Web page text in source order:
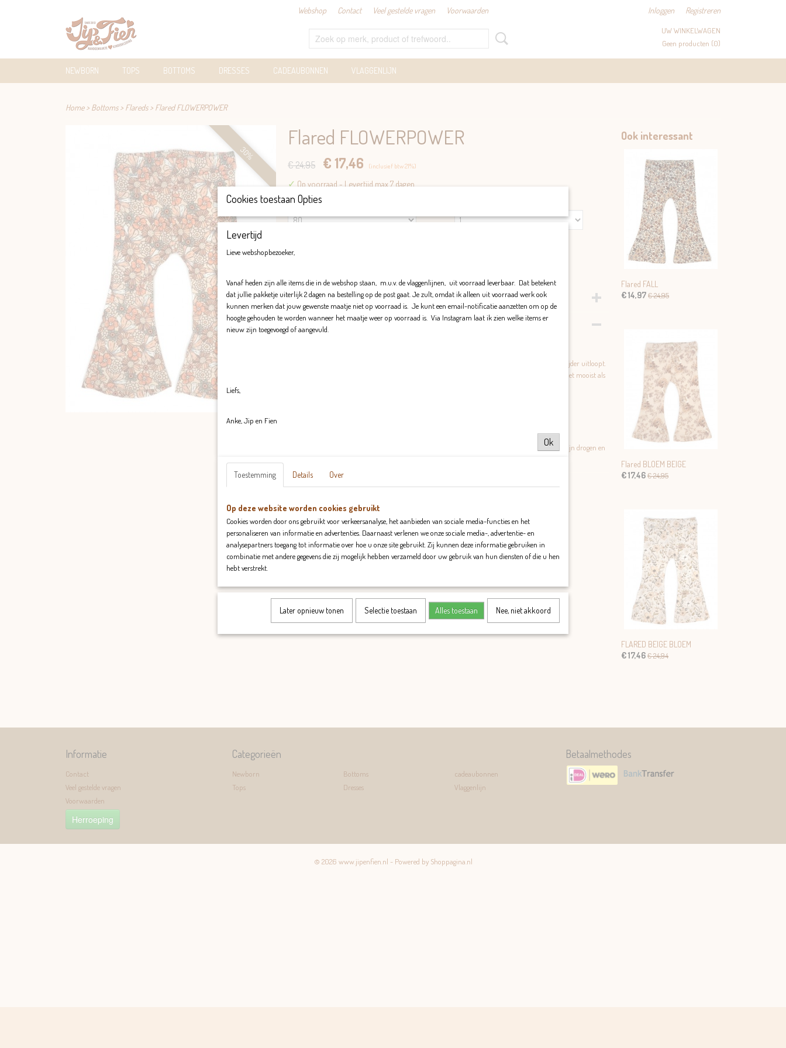
Webshop Contact Veel gestelde vragen Voorwaarden Inloggen Registreren
UW WINKELWAGEN
Geen producten (0)
NEWBORN TOPS BOTTOMS DRESSES CADEAUBONNEN VLAGGENLIJN
Home> Bottoms> Flareds> Flared FLOWERPOWER
30%
Flared FLOWERPOWER
€ 24,95 € 17,46 (inclusief btw 21%)
✓ Op voorraad - Levertijd max 7 dagen.
Maat
Specificaties
Productcode 414-2476
Omschrijving
De flareds van Jip&Fien vallen aansluitend. Tot de knie is het een legging waarvan het onderin wijder uitloopt.
De flareds van Jip&Fien vallen lang en smal. Je kunt ze het best op maat bestellen. Flareds zijn het mooist als
Was de kleding van Jip&Fien binnenstebuiten op maximaal 30 graden. Laat het daarna aan de lijn drogen en
Ook interessant
Flared FALL
€ 14,97€ 24,95
Flared BLOEM BEIGE
€ 17,46€ 24,95
FLARED BEIGE BLOEM
€ 17,46€ 24,94
Informatie
Contact
Veel gestelde vragen
Voorwaarden
Herroeping
Categorieën
Newborn
Tops
Bottoms
Dresses
cadeaubonnen
Vlaggenlijn
Betaalmethodes
© 2026 www.jipenfien.nl - Powered by Shoppagina.nl
Cookies toestaan Opties
Levertijd
Lieve webshopbezoeker,
Vanaf heden zijn alle items die in de webshop staan, m.u.v. de vlaggenlijnen, uit voorraad leverbaar. Dat betekent
dat jullie pakketje uiterlijk 2 dagen na bestelling op de post gaat. Je zult, omdat ik alleen uit voorraad werk ook
kunnen merken dat jouw gewenste maatje niet op voorraad is. Je kunt een email-notificatie aanzetten om op de
hoogte gehouden te worden wanneer het maatje weer op voorraad is. Via Instagram laat ik zien welke items er
nieuw zijn toegevoegd of aangevuld.
Liefs,
Anke, Jip en Fien
Ok
Toestemming Details Over
Op deze website worden cookies gebruikt
Cookies worden door ons gebruikt voor verkeersanalyse, het aanbieden van sociale media-functies en het
personaliseren van informatie en advertenties. Daarnaast verlenen we onze sociale media-, advertentie- en
analysepartners toegang tot informatie over hoe u onze site gebruikt. Zij kunnen deze informatie gebruiken in
combinatie met andere gegevens die zij mogelijk hebben verzameld door uw gebruik van hun diensten of die u hen
hebt verstrekt.
Later opnieuw tonen Selectie toestaan Alles toestaan Nee, niet akkoord